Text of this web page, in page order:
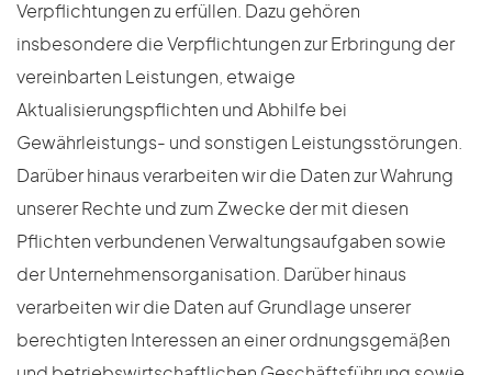
Verpflichtungen zu erfüllen. Dazu gehören
insbesondere die Verpflichtungen zur Erbringung der
vereinbarten Leistungen, etwaige
Aktualisierungspflichten und Abhilfe bei
Gewährleistungs- und sonstigen Leistungsstörungen.
Darüber hinaus verarbeiten wir die Daten zur Wahrung
unserer Rechte und zum Zwecke der mit diesen
Pflichten verbundenen Verwaltungsaufgaben sowie
der Unternehmensorganisation. Darüber hinaus
verarbeiten wir die Daten auf Grundlage unserer
berechtigten Interessen an einer ordnungsgemäßen